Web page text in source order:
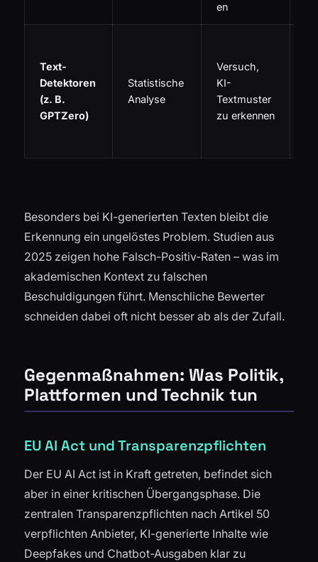
en
Text-
Detektoren
(z. B.
GPTZero)
Statistische
Analyse
Versuch,
KI-
Textmuster
zu erkennen
Besonders bei KI-generierten Texten bleibt die
Erkennung ein ungelöstes Problem. Studien aus
2025 zeigen hohe Falsch-Positiv-Raten – was im
akademischen Kontext zu falschen
Beschuldigungen führt. Menschliche Bewerter
schneiden dabei oft nicht besser ab als der Zufall.
Gegenmaßnahmen: Was Politik,
Plattformen und Technik tun
EU AI Act und Transparenzpflichten
Der EU AI Act ist in Kraft getreten, befindet sich
aber in einer kritischen Übergangsphase. Die
zentralen Transparenzpflichten nach Artikel 50
verpflichten Anbieter, KI-generierte Inhalte wie
Deepfakes und Chatbot-Ausgaben klar zu